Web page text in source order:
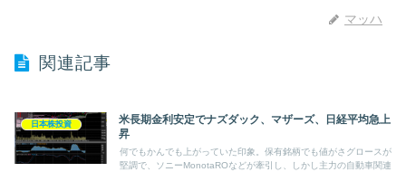
マッハ
関連記事
日本株投資
米長期金利安定でナズダック、マザーズ、日経平均急上
昇
何でもかんでも上がっていた印象。保有銘柄でも値がさグロースが
堅調で、ソニーMonotaROなどが牽引し、しかし主力の自動車関連